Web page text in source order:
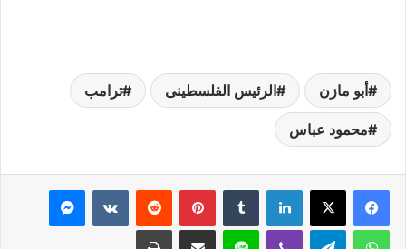
أبو مازن الرئيس الفلسطينى ترامب
محمود عباس
لينكدإن بينتيريست ماسنجر
واتساب تيلقرام ڤايبر لاين مشاركة عبر البريد طباعة